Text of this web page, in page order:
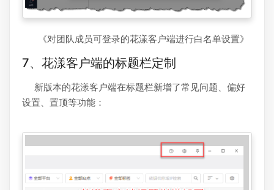
《对团队成员可登录的花漾客户端进行白名单设置》
7、花漾客户端的标题栏定制
新版本的花漾客户端在标题栏新增了常见问题、偏好
设置、置顶等功能：